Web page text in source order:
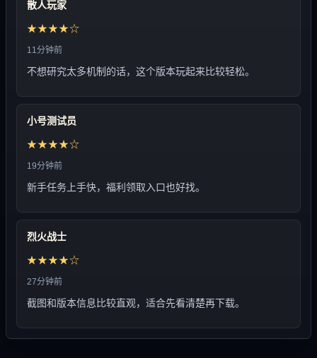
散人玩家
★★★★☆
11分钟前
不想研究太多机制的话，这个版本玩起来比较轻松。
小号测试员
★★★★☆
19分钟前
新手任务上手快，福利领取入口也好找。
烈火战士
★★★★☆
27分钟前
截图和版本信息比较直观，适合先看清楚再下载。